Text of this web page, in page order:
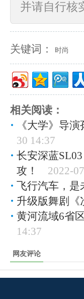
并请自行核
关键词： 时尚
相关阅读：
《大学》导
30 14:37
长安深蓝
攻！
2022-
飞行汽车，是
升级版舞剧《
黄河流域6省
14:37
网友评论